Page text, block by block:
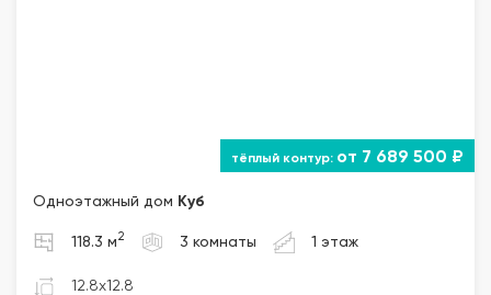
от 7 689 500 ₽
Одноэтажный дом Куб
118.3 м 2 3 комнаты 1 этаж
12.8x12.8